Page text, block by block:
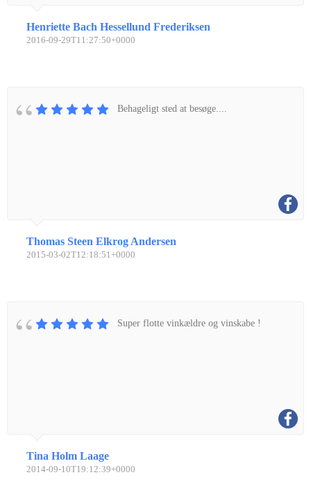
Henriette Bach Hessellund Frederiksen
2016-09-29T11:27:50+0000
Behageligt sted at besøge....
Thomas Steen Elkrog Andersen
2015-03-02T12:18:51+0000
Super flotte vinkældre og vinskabe !
Tina Holm Laage
2014-09-10T19:12:39+0000